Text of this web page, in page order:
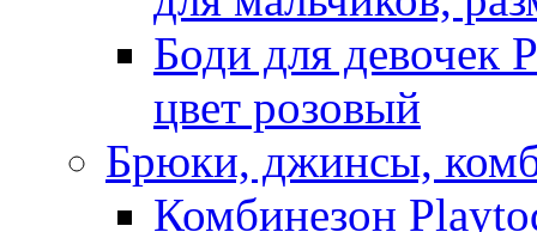
Боди для девочек
цвет розовый
Брюки, джинсы,
Комбинезон